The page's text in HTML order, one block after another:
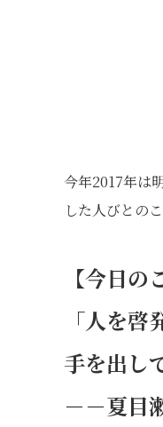
今年2017年は
した人びとの
【今日の
「人を
手を出し
－－夏目